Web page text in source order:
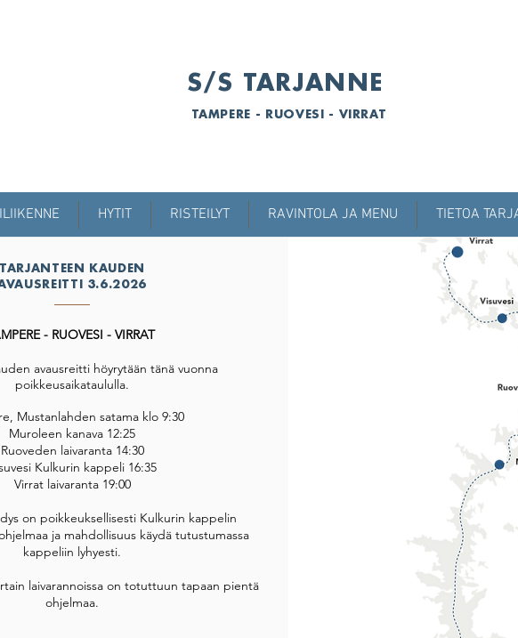
S/S TARJANNE
TAMPERE - RUOVESI - VIRRAT
HYTIT RISTEILYT RAVINTOLA JA MENU TIETOA
TARJANTEEN KAUDEN
3.6.2026
- RUOVESI - VIRRAT
avausreitti höyrytään tänä vuonna
poikkeusaikataululla.
Mustanlahden satama klo 9:30
Muroleen kanava 12:25
Ruoveden laivaranta 14:30
Kulkurin kappeli 16:35
Virrat laivaranta 19:00
on poikkeuksellisesti Kulkurin kappelin
ja mahdollisuus käydä tutustumassa
kappeliin lyhyesti.
laivarannoissa on totuttuun tapaan pientä
ohjelmaa.